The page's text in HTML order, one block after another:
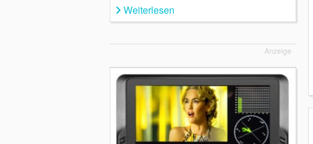
Weiterlesen
Anzeige